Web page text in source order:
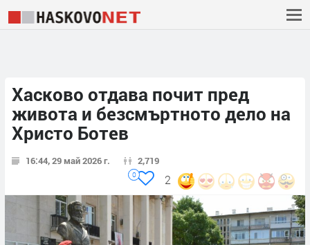
Хасково отдава почит пред
живота и безсмъртното дело на
Христо Ботев
16:44, 29 май 2026 г. 2,719
2
0